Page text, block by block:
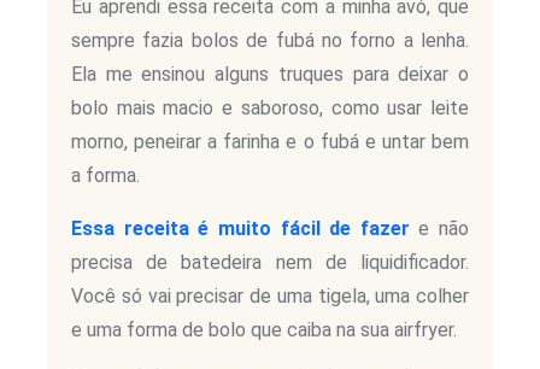
Eu aprendi essa receita com a minha avó, que
sempre fazia bolos de fubá no forno a lenha.
Ela me ensinou alguns truques para deixar o
bolo mais macio e saboroso, como usar leite
morno, peneirar a farinha e o fubá e untar bem
a forma.
Essa receita é muito fácil de fazer e não
precisa de batedeira nem de liquidificador.
Você só vai precisar de uma tigela, uma colher
e uma forma de bolo que caiba na sua airfryer.